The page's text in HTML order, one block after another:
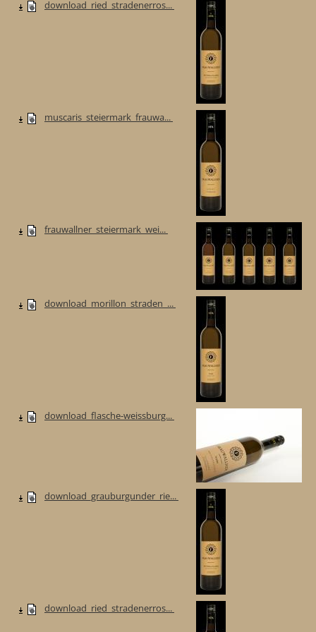
download_ried_stradenerros...
muscaris_steiermark_frauwa...
frauwallner_steiermark_wei...
download_morillon_straden_...
download_flasche-weissburg...
download_grauburgunder_rie...
download_ried_stradenerros...